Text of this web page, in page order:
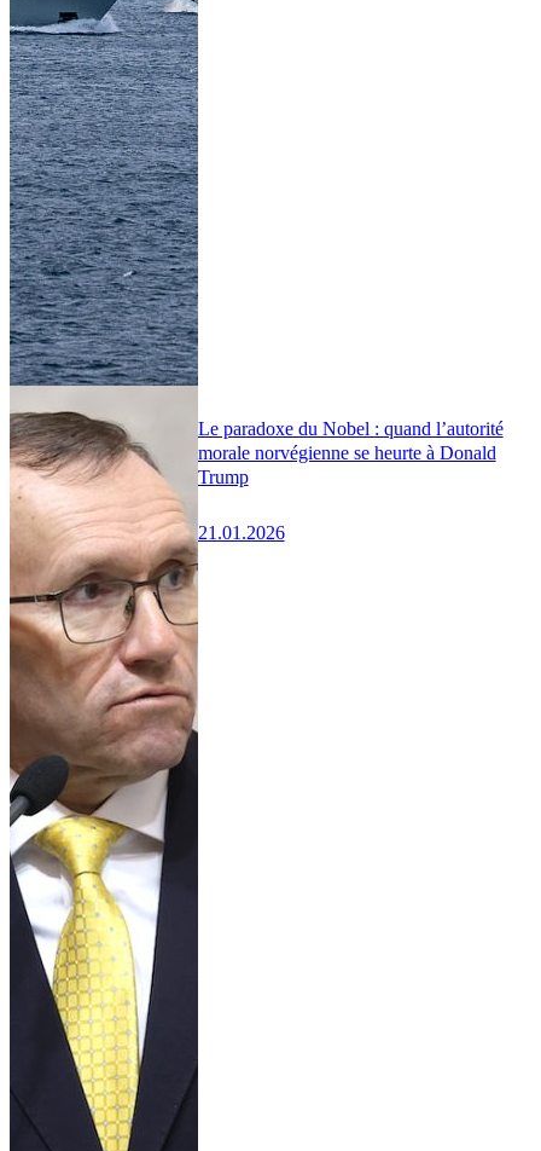
Le paradoxe du Nobel : quand l’autorité
morale norvégienne se heurte à Donald
Trump
21.01.2026